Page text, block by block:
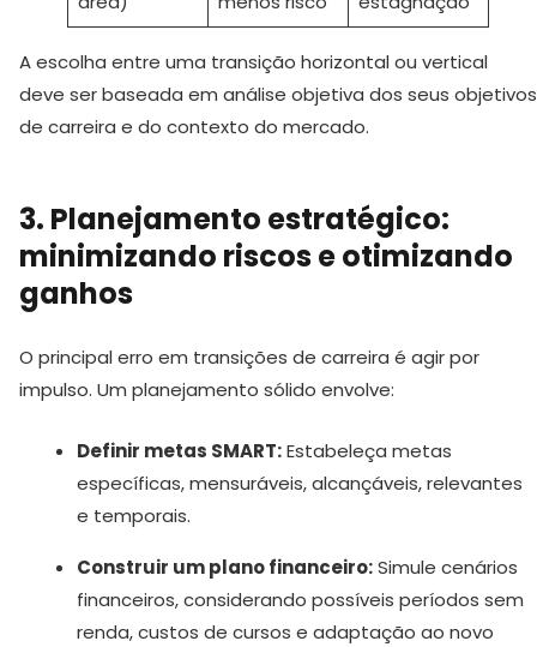
A escolha entre uma transição horizontal ou vertical
deve ser baseada em análise objetiva dos seus objetivos
de carreira e do contexto do mercado.
3. Planejamento estratégico:
minimizando riscos e otimizando
ganhos
O principal erro em transições de carreira é agir por
impulso. Um planejamento sólido envolve:
Definir metas SMART:Estabeleça metas
específicas, mensuráveis, alcançáveis, relevantes
e temporais.
Construir um plano financeiro:Simule cenários
financeiros, considerando possíveis períodos sem
renda, custos de cursos e adaptação ao novo